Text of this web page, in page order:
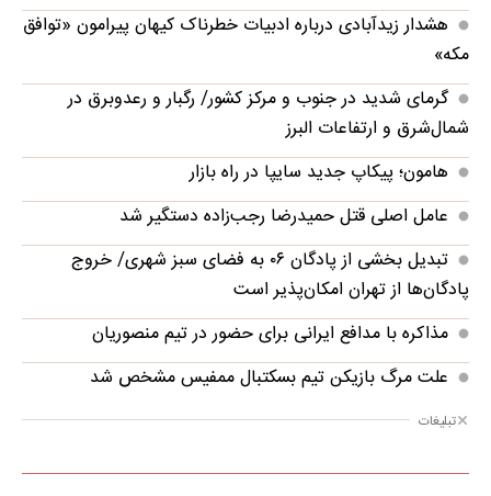
هشدار زیدآبادی درباره ادبیات خطرناک کیهان پیرامون «توافق
مکه»
گرمای شدید در جنوب و مرکز کشور/ رگبار و رعدوبرق در
شمال‌شرق و ارتفاعات البرز
هامون؛ پیکاپ جدید سایپا در راه بازار
عامل اصلی قتل حمیدرضا رجب‌زاده دستگیر شد
تبدیل بخشی از پادگان ۰۶ به فضای سبز شهری/ خروج
پادگان‌ها از تهران امکان‌پذیر است
مذاکره با مدافع ایرانی برای حضور در تیم منصوریان
علت مرگ بازیکن تیم بسکتبال ممفیس مشخص شد
تبلیغات